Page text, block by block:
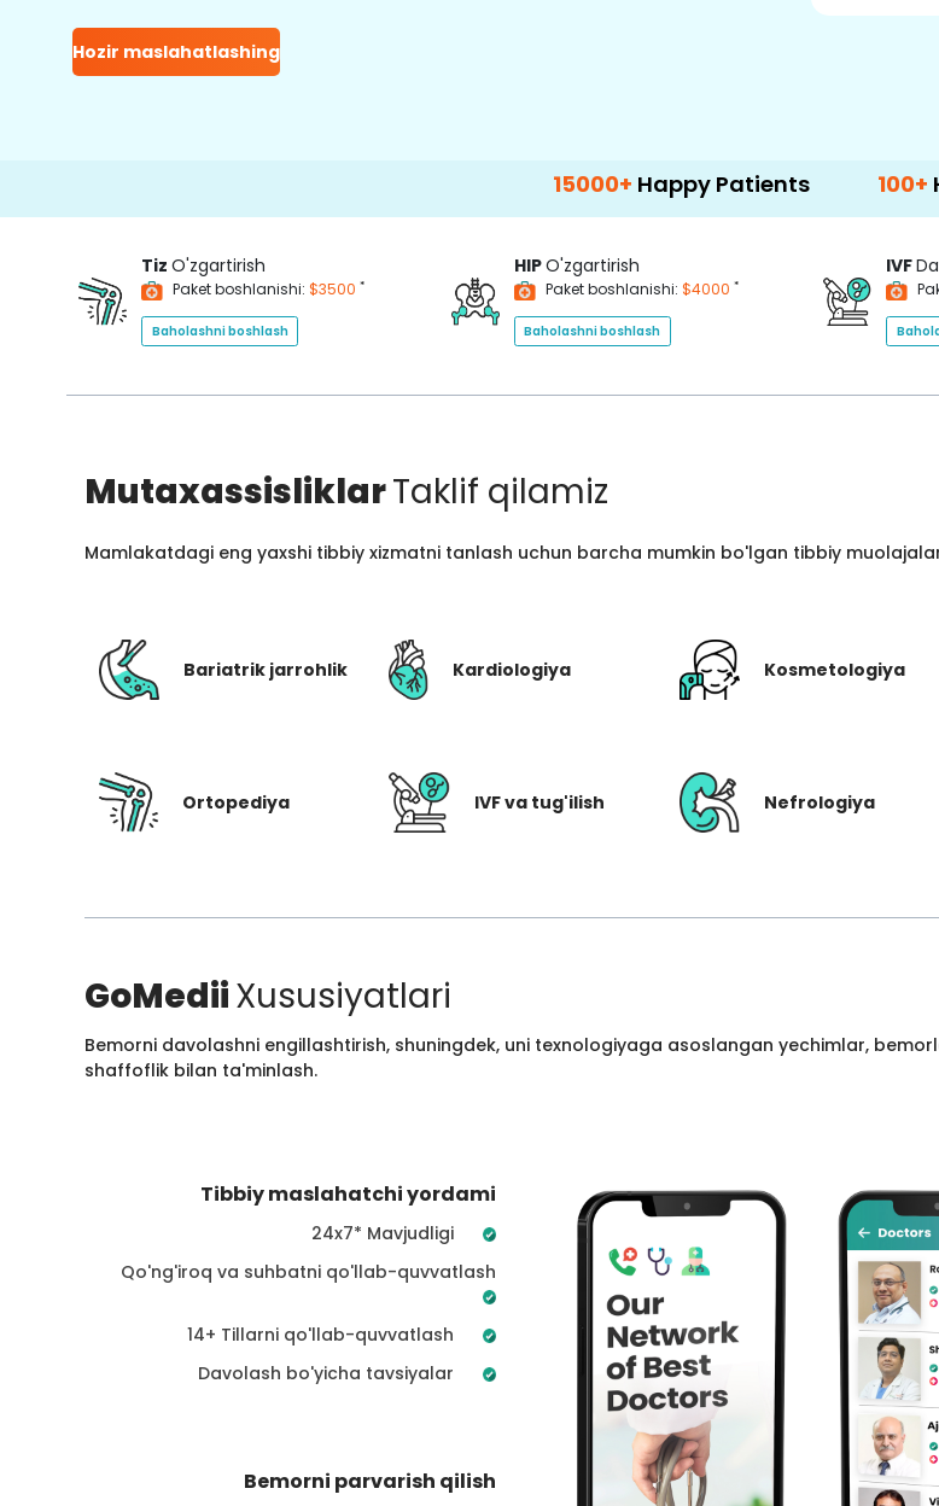
Hozir maslahatlashing
Happy Patients 100+Hospitals
Tiz O'zgartirish
Paket boshlanishi: $3500 *
Baholashni boshlash
HIPO'zgartirish
Paket boshlanishi: $4000 *
Baholashni boshlash
IVF
MutaxassisliklarTaklif qilamiz
Mamlakatdagi eng yaxshi tibbiy xizmatni tanlash uchun barcha mumkin bo'lgan tibbiy
Bariatrik jarrohlik Kardiologiya Kosmetologiya
Ortopediya IVF va tug'ilish Nefrologiya
GoMediiXususiyatlari
Bemorni davolashni engillashtirish, shuningdek, uni texnologiyaga asoslangan yechimlar,
shaffoflik bilan ta'minlash.
Tibbiy maslahatchi yordami
24x7* Mavjudligi
Qo'ng'iroq va suhbatni qo'llab-quvvatlash
14+ Tillarni qo'llab-quvvatlash
Davolash bo'yicha tavsiyalar
Bemorni parvarish qilish